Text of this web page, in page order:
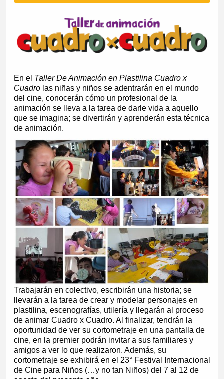
En el Taller De Animación en Plastilina Cuadro x
Cuadrolas niñas y niños se adentrarán en el mundo
del cine, conocerán cómo un profesional de la
animación se lleva a la tarea de darle vida a aquello
que se imagina; se divertirán y aprenderán esta técnica
de animación.
Trabajarán en colectivo, escribirán una historia; se
llevarán a la tarea de crear y modelar personajes en
plastilina, escenografías, utilería y llegarán al proceso
de animar Cuadro x Cuadro. Al finalizar, tendrán la
oportunidad de ver su cortometraje en una pantalla de
cine, en la premier podrán invitar a sus familiares y
amigos a ver lo que realizaron. Además, su
cortometraje se exhibirá en el 23° Festival Internacional
de Cine para Niños (…y no tan Niños) del 7 al 12 de